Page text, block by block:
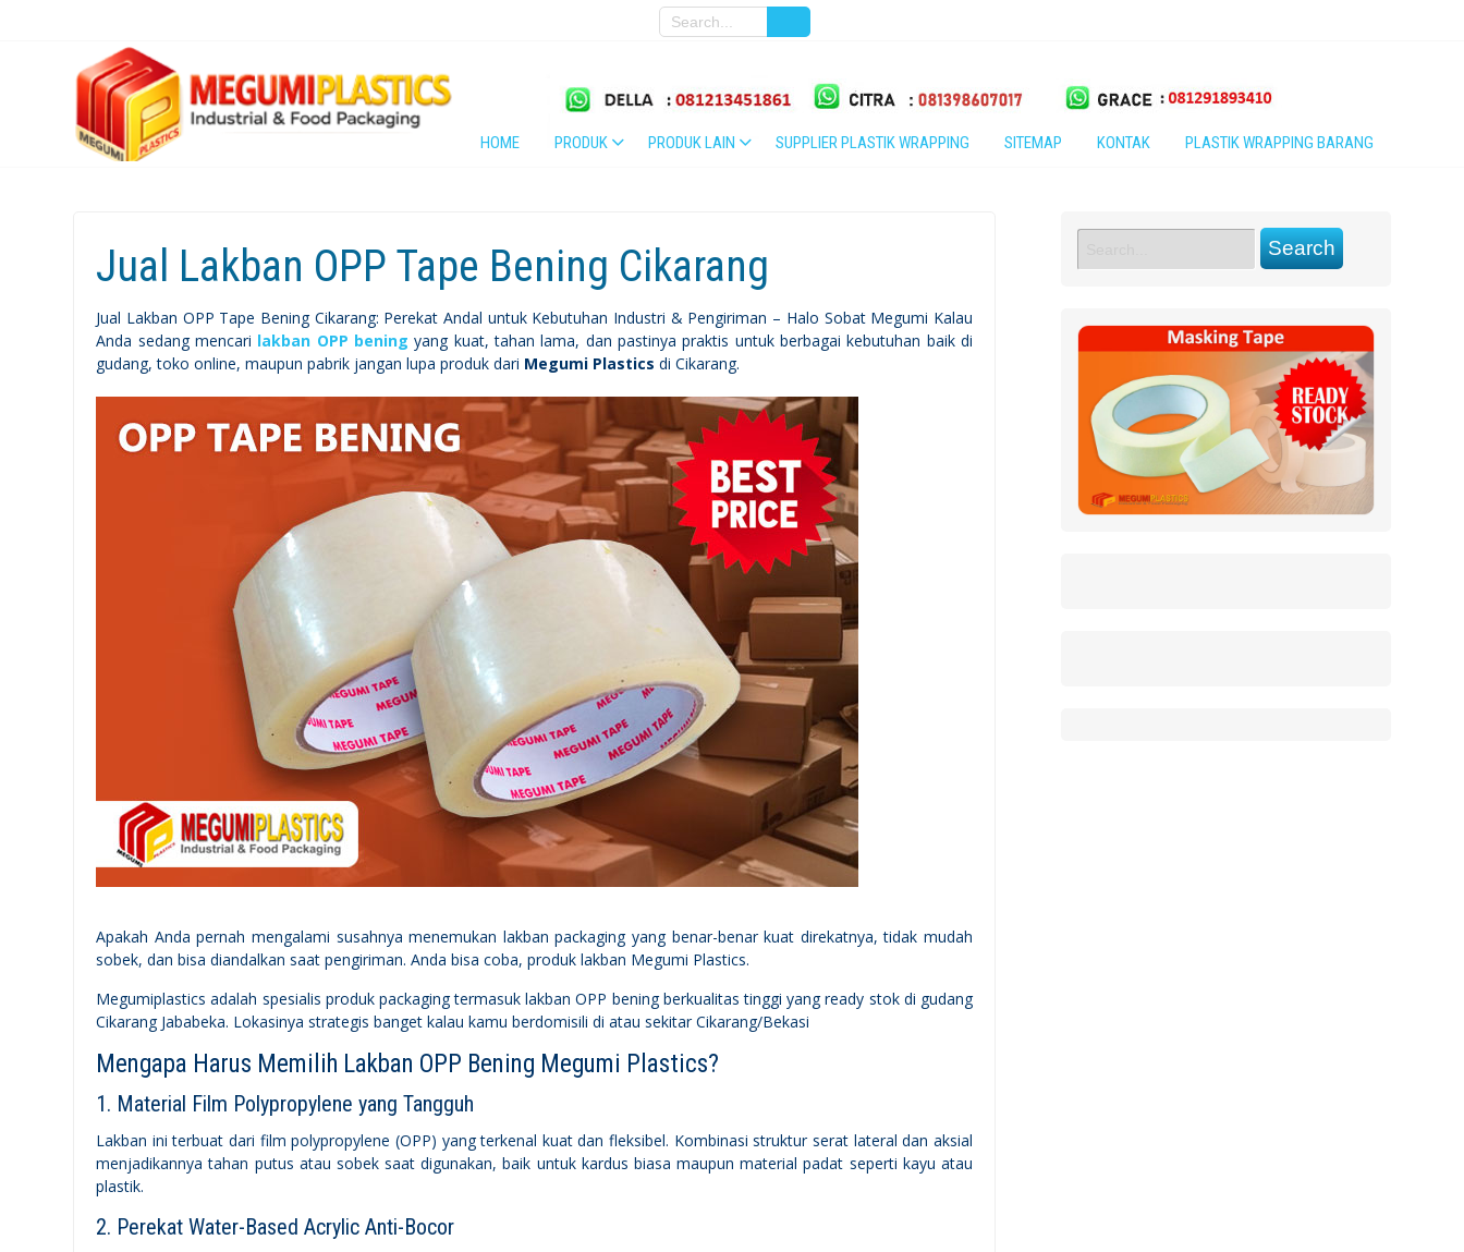
HOME PRODUK PRODUK LAIN SUPPLIER PLASTIK WRAPPING SITEMAP KONTAK PLASTIK WRAPPING BARANG
Jual Lakban OPP Tape Bening Cikarang
Jual Lakban OPP Tape Bening Cikarang: Perekat Andal untuk Kebutuhan Industri & Pengiriman – Halo Sobat Megumi Kalau
Anda sedang mencari lakban OPP bening yang kuat, tahan lama, dan pastinya praktis untuk berbagai kebutuhan baik di
gudang, toko online, maupun pabrik jangan lupa produk dari Megumi Plastics di Cikarang.
Apakah Anda pernah mengalami susahnya menemukan lakban packaging yang benar-benar kuat direkatnya, tidak mudah
sobek, dan bisa diandalkan saat pengiriman. Anda bisa coba, produk lakban Megumi Plastics.
Megumiplastics adalah spesialis produk packaging termasuk lakban OPP bening berkualitas tinggi yang ready stok di gudang
Cikarang Jababeka. Lokasinya strategis banget kalau kamu berdomisili di atau sekitar Cikarang/Bekasi
Mengapa Harus Memilih Lakban OPP Bening Megumi Plastics?
1. Material Film Polypropylene yang Tangguh
Lakban ini terbuat dari film polypropylene (OPP) yang terkenal kuat dan fleksibel. Kombinasi struktur serat lateral dan aksial
menjadikannya tahan putus atau sobek saat digunakan, baik untuk kardus biasa maupun material padat seperti kayu atau
plastik.
2. Perekat Water-Based Acrylic Anti-Bocor